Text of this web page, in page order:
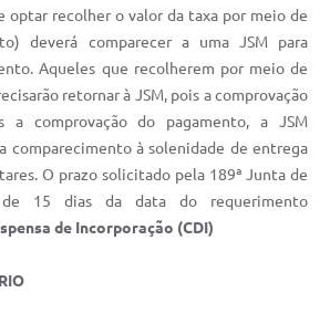
optar recolher o valor da taxa por meio de
deverá comparecer a uma JSM para
Aqueles que recolherem por meio de
retornar à JSM, pois a comprovação
a comprovação do pagamento, a JSM
comparecimento à solenidade de entrega
O prazo solicitado pela 189ª Junta de
15 dias da data do requerimento
de Incorporação (CDI)